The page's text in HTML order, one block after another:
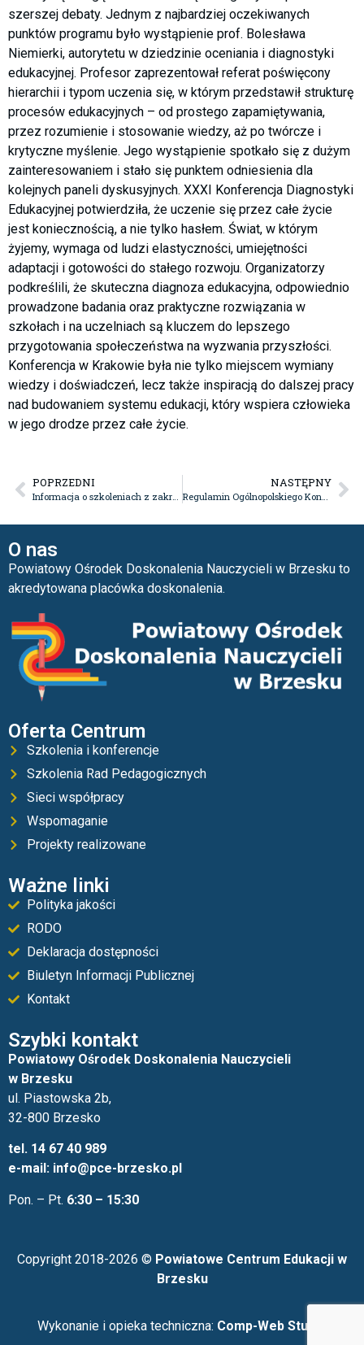
szerszej debaty. Jednym z najbardziej oczekiwanych
punktów programu było wystąpienie prof. Bolesława
Niemierki, autorytetu w dziedzinie oceniania i diagnostyki
edukacyjnej. Profesor zaprezentował referat poświęcony
hierarchii i typom uczenia się, w którym przedstawił strukturę
procesów edukacyjnych – od prostego zapamiętywania,
przez rozumienie i stosowanie wiedzy, aż po twórcze i
krytyczne myślenie. Jego wystąpienie spotkało się z dużym
zainteresowaniem i stało się punktem odniesienia dla
kolejnych paneli dyskusyjnych. XXXI Konferencja Diagnostyki
Edukacyjnej potwierdziła, że uczenie się przez całe życie
jest koniecznością, a nie tylko hasłem. Świat, w którym
żyjemy, wymaga od ludzi elastyczności, umiejętności
adaptacji i gotowości do stałego rozwoju. Organizatorzy
podkreślili, że skuteczna diagnoza edukacyjna, odpowiednio
prowadzone badania oraz praktyczne rozwiązania w
szkołach i na uczelniach są kluczem do lepszego
przygotowania społeczeństwa na wyzwania przyszłości.
Konferencja w Krakowie była nie tylko miejscem wymiany
wiedzy i doświadczeń, lecz także inspiracją do dalszej pracy
nad budowaniem systemu edukacji, który wspiera człowieka
w jego drodze przez całe życie.
POPRZEDNI
Informacja o szkoleniach z zakresu wdrażania Standardów postępowania dotyczące kontaktu z osobami w kryzysie samobójczym, po próbie samobójczej i w żałobie po śmierci samobójczej
NASTĘPNY
Regulamin Ogólnopolskiego Konkursu MAGIA ŻYWIOŁÓW NA ZIEMI I W KOSMOSIE – edycja III
O nas
Powiatowy Ośrodek Doskonalenia Nauczycieli w Brzesku to
akredytowana placówka doskonalenia.
Oferta Centrum
Szkolenia i konferencje
Szkolenia Rad Pedagogicznych
Sieci współpracy
Wspomaganie
Projekty realizowane
Ważne linki
Polityka jakości
RODO
Deklaracja dostępności
Biuletyn Informacji Publicznej
Kontakt
Szybki kontakt
Powiatowy Ośrodek Doskonalenia Nauczycieli
w Brzesku
ul. Piastowska 2b,
32-800 Brzesko
tel. 14 67 40 989
e-mail: info@pce-brzesko.pl
Pon. – Pt. 6:30 – 15:30
Copyright 2018-2026 © Powiatowe Centrum Edukacji w
Brzesku
Wykonanie i opieka techniczna: Comp-Web Studio